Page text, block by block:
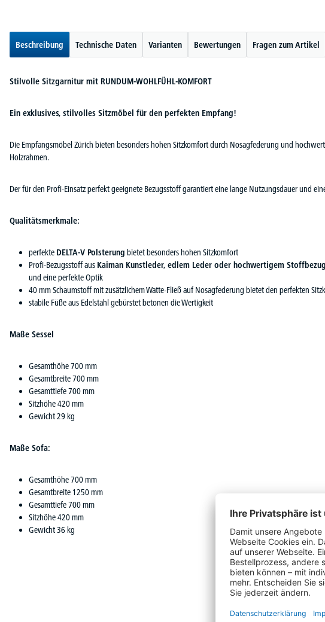
Beschreibung Technische Daten Varianten Bewertungen Fragen zum Artikel
Stilvolle Sitzgarnitur mit RUNDUM-WOHLFÜHL-KOMFORT
Ein exklusives, stilvolles Sitzmöbel für den perfekten Empfang!
Die Empfangsmöbel Zürich bieten besonders hohen Sitzkomfort durch Nosagfederung und
Holzrahmen.
Der für den Profi-Einsatz perfekt geeignete Bezugsstoff garantiert eine lange Nutzungsdauer und
Qualitätsmerkmale:
perfekte DELTA-V Polsterung bietet besonders hohen Sitzkomfort
Profi-Bezugsstoff aus Kaiman Kunstleder, edlem Leder oder hochwertigem Stoffbezug
und eine perfekte Optik
40 mm Schaumstoff mit zusätzlichem Watte-Fließ auf Nosagfederung bietet den perfekten
stabile Füße aus Edelstahl gebürstet betonen die Wertigkeit
Maße Sessel
Gesamthöhe 700 mm
Gesamtbreite 700 mm
Gesamttiefe 700 mm
Sitzhöhe 420 mm
Gewicht 29 kg
Maße Sofa:
Gesamthöhe 700 mm
Gesamtbreite 1250 mm
Gesamttiefe 700 mm
Sitzhöhe 420 mm
Gewicht 36 kg